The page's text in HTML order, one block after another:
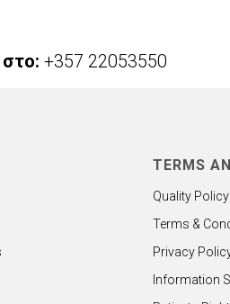
στο: +357 22053550
TERMS
Quality Policy
Terms &
Privacy
Information